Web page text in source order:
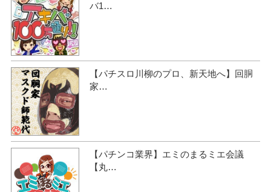
バ1…
【パチスロ川柳のプロ、新天地へ】回胴
家…
【パチンコ業界】エミのまるミエ会議
【丸…